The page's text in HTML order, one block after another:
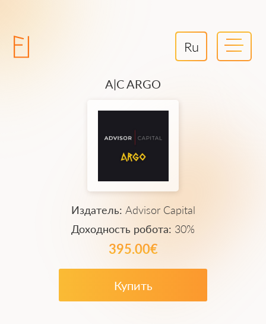
Ru
A|C ARGO
Издатель: Advisor Capital
Доходность робота: 30%
395.00€
Купить